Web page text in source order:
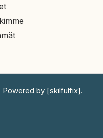
by [skilfulfix].